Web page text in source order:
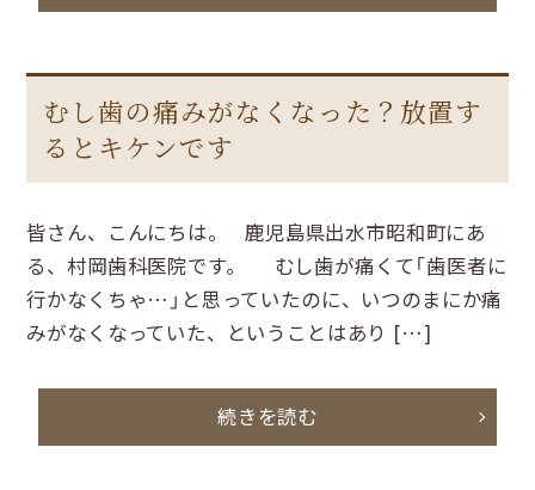
むし歯の痛みがなくなった？放置す
るとキケンです
皆さん、こんにちは。 鹿児島県出水市昭和町にあ
る、村岡歯科医院です。 むし歯が痛くて「歯医者に
行かなくちゃ…」と思っていたのに、いつのまにか痛
みがなくなっていた、ということはあり […]
続きを読む